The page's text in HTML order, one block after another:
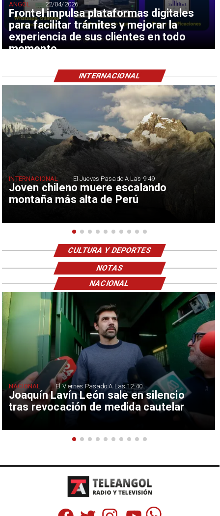
Frontel impulsa plataformas digitales
para facilitar trámites y mejorar la
experiencia de sus clientes en todo
momento
ANGOL 22/04/2026
Joven chileno muere escalando
montaña más alta de Perú
INTERNACIONAL El Jueves Pasado A Las 9:49
INTERNACIONAL
CULTURA Y DEPORTES
NOTAS
Joaquín Lavín León sale en silencio
tras revocación de medida cautelar
NACIONAL El Viernes Pasado A Las 12:40
NACIONAL